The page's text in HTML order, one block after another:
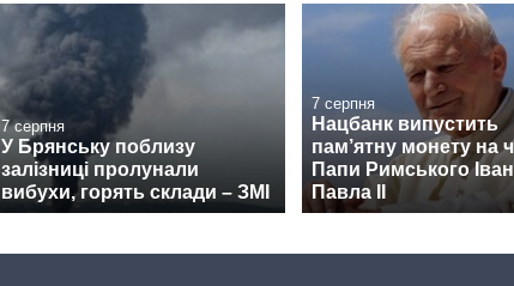
7 серпня
У Брянську поблизу
залізниці пролунали
вибухи, горять склади – ЗМІ
7 серпня
Нацбанк випустить
пам’ятну монету на
Папи Римського
Павла II